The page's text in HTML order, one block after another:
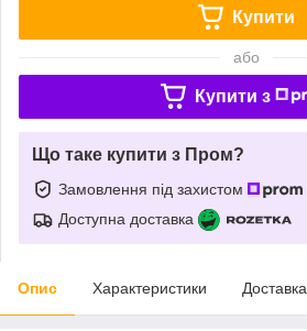
Купити
або
Купити з
Що таке купити з Пром?
Замовлення під захистом
Доступна доставка
Опис Характеристики Доставка